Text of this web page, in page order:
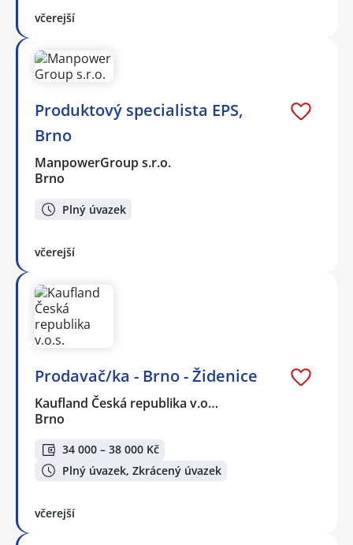
včerejší
Produktový specialista EPS,
Brno
ManpowerGroup s.r.o.
Brno
Plný úvazek
včerejší
Prodavač/ka - Brno - Židenice
Kaufland Česká republika v.o…
Brno
34 000 – 38 000 Kč
Plný úvazek, Zkrácený úvazek
včerejší